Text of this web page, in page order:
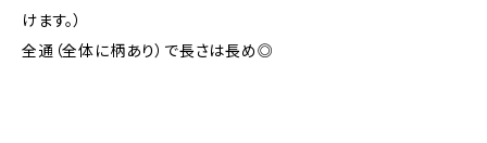
けます。）
全通（全体に柄あり）で長さは長め◎